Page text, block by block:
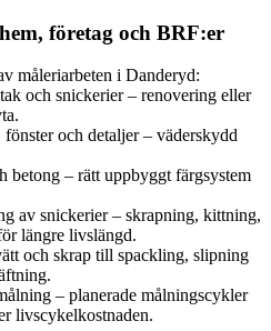
företag och BRF:er
måleriarbeten i Danderyd:
och snickerier – renovering eller
och detaljer – väderskydd
betong – rätt uppbyggt färgsystem
av snickerier – skrapning, kittning,
längre livslängd.
och skrap till spackling, slipning
– planerade målningscykler
livscykelkostnaden.